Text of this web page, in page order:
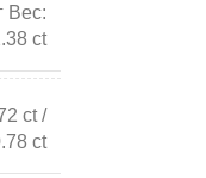
Вес:
ct
ct /
ct